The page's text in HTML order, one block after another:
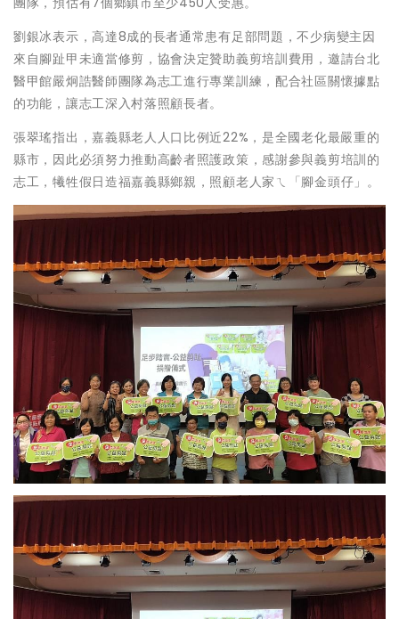
劉銀冰表示，高達8成的長者通常患有足部問題，不少病變主因
來自腳趾甲未適當修剪，協會決定贊助義剪培訓費用，邀請台北
醫甲館嚴炯誥醫師團隊為志工進行專業訓練，配合社區關懷據點
的功能，讓志工深入村落照顧長者。
張翠瑤指出，嘉義縣老人人口比例近22%，是全國老化最嚴重的
縣市，因此必須努力推動高齡者照護政策，感謝參與義剪培訓的
志工，犧牲假日造福嘉義縣鄉親，照顧老人家ㄟ「腳金頭仔」。